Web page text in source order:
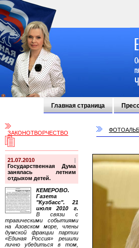
Главная страница
ЗАКОНОТВОРЧЕСТВО
21.07.2010 |
Государственная Дума
занялась летним
отдыхом детей.
КЕМЕРОВО.
Газета
"Кузбасс". 21
июля 2010 г.
В связи с
трагическими событиями
на Азовском море, члены
думской фракции партии
«Единая Россия» решили
лично убедиться в том,